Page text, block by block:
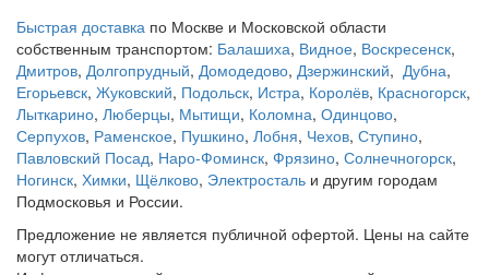
Быстрая доставка по Москве и Московской области
собственным транспортом: Балашиха, Видное, Воскресенск,
Дмитров, Долгопрудный, Домодедово, Дзержинский, Дубна,
Егорьевск, Жуковский, Подольск, Истра, Королёв, Красногорск,
Лыткарино, Люберцы, Мытищи, Коломна, Одинцово,
Серпухов, Раменское, Пушкино, Лобня, Чехов, Ступино,
Павловский Посад, Наро-Фоминск, Фрязино, Солнечногорск,
Ногинск, Химки, Щёлково, Электросталь и другим городам
Подмосковья и России.
Предложение не является публичной офертой. Цены на сайте
могут отличаться.